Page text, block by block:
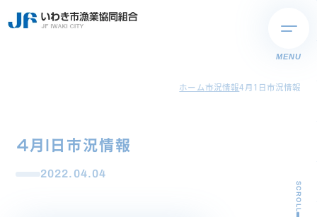
MENU
ホーム市況情報4月1日市況情報
4月1日市況情報
2022.04.04
SCROLL